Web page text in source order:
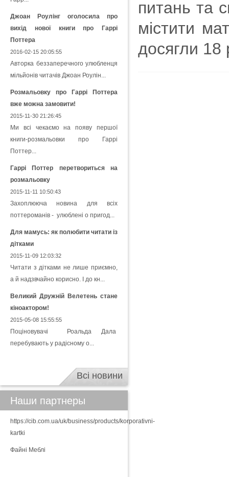
питань та
містити
досягли 18
Джоан Роулінг оголосила про
вихід нової книги про Гаррі
Поттера
2016-02-15 20:05:55
Авторка беззаперечного улюбленця
мільйонів читачів Джоан Роулін...
Розмальовку про Гаррі Поттера
вже можна замовити!
2015-11-30 21:26:45
Ми всі чекаємо на появу першої
книги-розмальовки про Гаррі
Поттер...
Гаррі Поттер перетвориться на
розмальовку
2015-11-11 10:50:43
Захоплююча новина для всіх
поттероманів - улюблені о пригод...
Для мамусь: як полюбити читати із
дітками
2015-11-09 12:03:32
Читати з дітками не лише приємно,
а й надзвчайно корисно. І до кн...
Великий Дружній Велетень стане
кіноактором!
2015-05-08 15:55:55
Поціновувачі Роальда Дала
перебувають у радісному о...
Всі новини
Наши партнеры
https://cib.com.ua/uk/business/products/korporativni-
kartki
Файні Меблі